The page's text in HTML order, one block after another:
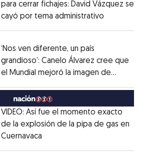
para cerrar fichajes: David Vázquez se
cayó por tema administrativo
‘Nos ven diferente, un país
grandioso’: Canelo Álvarez cree que
el Mundial mejoró la imagen de
MéxicoOpens in new window
VIDEO: Así fue el momento exacto
de la explosión de la pipa de gas en
Cuernavaca